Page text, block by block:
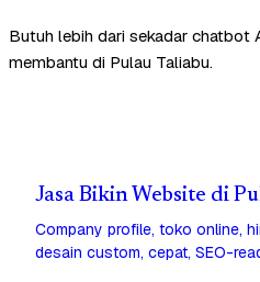
Butuh lebih dari sekadar chatbot
membantu di Pulau Taliabu.
Jasa Bikin Website di
Company profile, toko online,
desain custom, cepat, SEO-